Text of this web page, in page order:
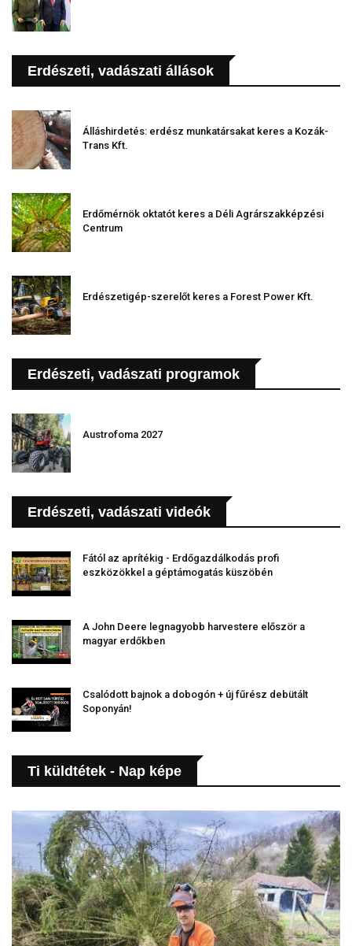
Erdészeti, vadászati állások
Álláshirdetés: erdész munkatársakat keres a Kozák-
Trans Kft.
Erdőmérnök oktatót keres a Déli Agrárszakképzési
Centrum
Erdészetigép-szerelőt keres a Forest Power Kft.
Erdészeti, vadászati programok
Austrofoma 2027
Erdészeti, vadászati videók
Fától az aprítékig - Erdőgazdálkodás profi
eszközökkel a géptámogatás küszöbén
A John Deere legnagyobb harvestere először a
magyar erdőkben
Csalódott bajnok a dobogón + új fűrész debütált
Soponyán!
Ti küldtétek - Nap képe